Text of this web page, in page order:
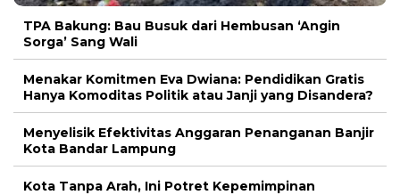
TPA Bakung: Bau Busuk dari Hembusan ‘Angin
Sorga’ Sang Wali
Menakar Komitmen Eva Dwiana: Pendidikan Gratis
Hanya Komoditas Politik atau Janji yang Disandera?
Menyelisik Efektivitas Anggaran Penanganan Banjir
Kota Bandar Lampung
Kota Tanpa Arah, Ini Potret Kepemimpinan